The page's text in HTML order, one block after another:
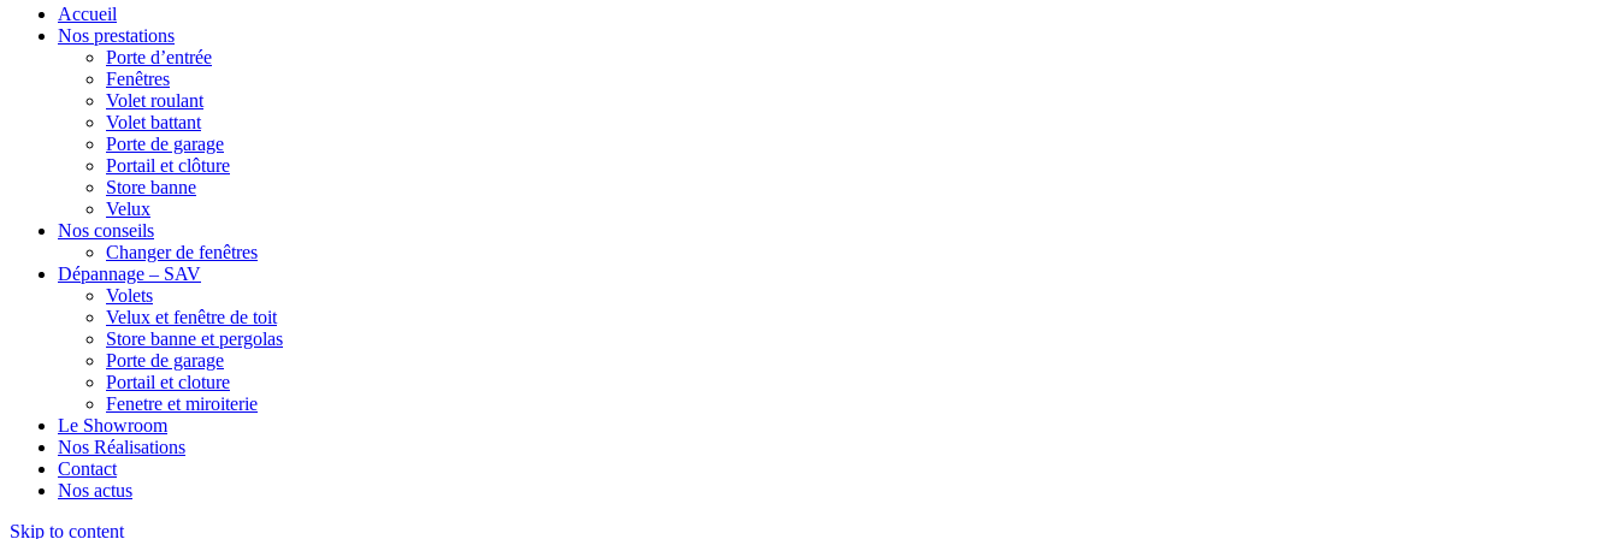
Accueil
Nos prestations
Porte d’entrée
Fenêtres
Volet roulant
Volet battant
Porte de garage
Portail et clôture
Store banne
Velux
Nos conseils
Changer de fenêtres
Dépannage – SAV
Volets
Velux et fenêtre de toit
Store banne et pergolas
Porte de garage
Portail et cloture
Fenetre et miroiterie
Le Showroom
Nos Réalisations
Contact
Nos actus
Skip to content